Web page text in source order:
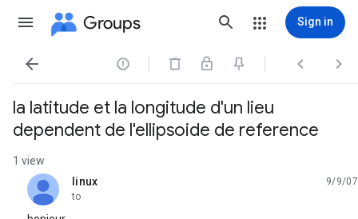
Groups Sign in
   
la latitude et la longitude d'un lieu
dependent de l'ellipsoide de reference
1 view
linux
unread,
9/9/07
to